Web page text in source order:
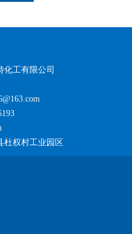
化工有限公司
杜权村工业园区